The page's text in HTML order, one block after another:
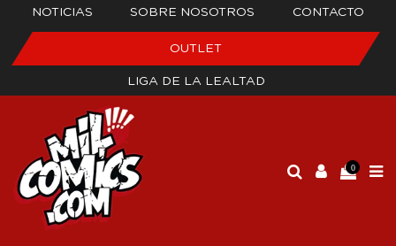
NOTICIAS SOBRE NOSOTROS CONTACTO
OUTLET
LIGA DE LA LEALTAD
0